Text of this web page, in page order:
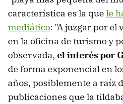
característica es la que le
mediático: "A juzgar por el
en la oficina de turismo y
observada, el interés por
de forma exponencial en
años, posiblemente a raíz
publicaciones que la